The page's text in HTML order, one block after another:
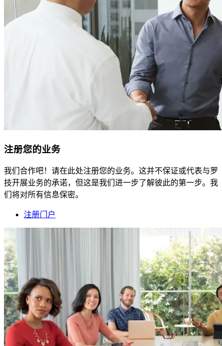
注册您的业务
我们合作吧！请在此处注册您的业务。这并不保证或代表与罗
技开展业务的承诺，但这是我们进一步了解彼此的第一步。我
们将对所有信息保密。
注册门户